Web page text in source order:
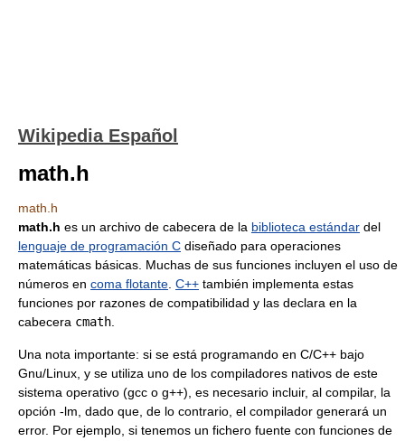
Wikipedia Español
math.h
math.h
math.h es un archivo de cabecera de la biblioteca estándar del
lenguaje de programación C diseñado para operaciones
matemáticas básicas. Muchas de sus funciones incluyen el uso de
números en coma flotante C++ también implementa estas
funciones por razones de compatibilidad y las declara en la
cabecera cmath
Una nota importante: si se está programando en C/C++ bajo
Gnu/Linux, y se utiliza uno de los compiladores nativos de este
sistema operativo (gcc o g++), es necesario incluir, al compilar, la
opción -lm, dado que, de lo contrario, el compilador generará un
error. Por ejemplo, si tenemos un fichero fuente con funciones de